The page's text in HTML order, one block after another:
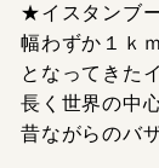
★イスタンブ
幅わずか１ｋ
となってきた
長く世界の中
昔ながらのバ